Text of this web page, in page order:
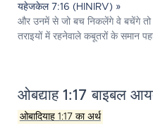
यहेजकेल 7:16 (HINIRV) »
और उनमें से जो बच निकलेंगे वे बचेंगे
तराइयों में रहनेवाले कबूतरों के समान
ओबद्याह 1:17 बाइबल
ओबादियाह 1:17 का अर्थ